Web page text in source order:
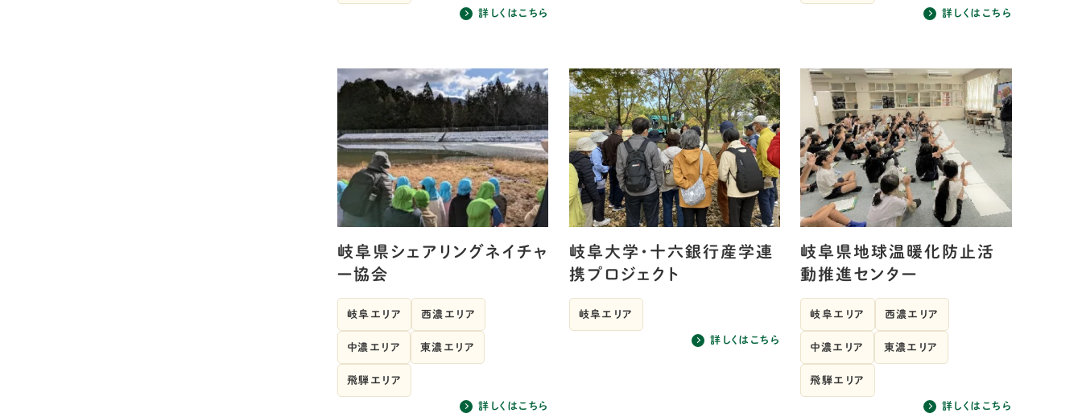
詳しくはこちら 詳しくはこちら
岐阜県シェアリングネイチャ
ー協会
岐阜エリア 西濃エリア
中濃エリア 東濃エリア
飛騨エリア
詳しくはこちら
岐阜大学・十六銀行産学連
携プロジェクト
岐阜エリア
詳しくはこちら
岐阜県地球温暖化防止活
動推進センター
岐阜エリア 西濃エリア
中濃エリア 東濃エリア
飛騨エリア
詳しくはこちら